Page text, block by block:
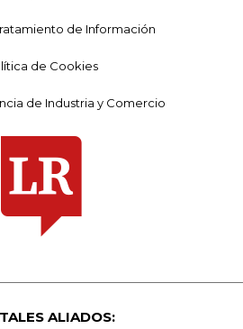
de Información
de Cookies
de Industria y Comercio
ALIADOS: